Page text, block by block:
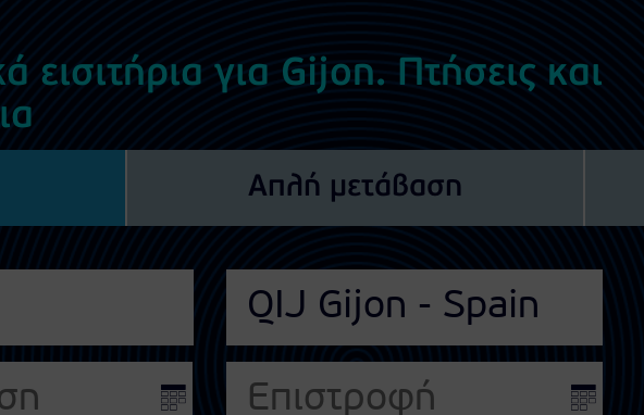
εισιτήρια για Gijon. Πτήσεις και
Απλή μετάβαση